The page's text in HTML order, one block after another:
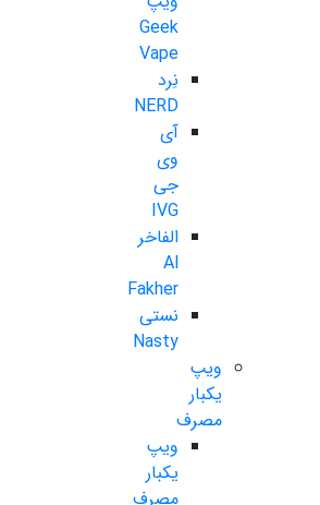
Geek
Vape
نِرد
NERD
آی
وی
جی
IVG
الفاخر
Al
Fakher
نستی
Nasty
ویپ
یکبار
مصرف
ویپ
یکبار
مصرف